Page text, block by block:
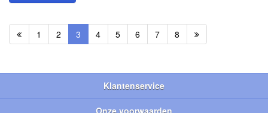
1 2 3 4 5 6 7 8
Klantenservice
Onze voorwaarden